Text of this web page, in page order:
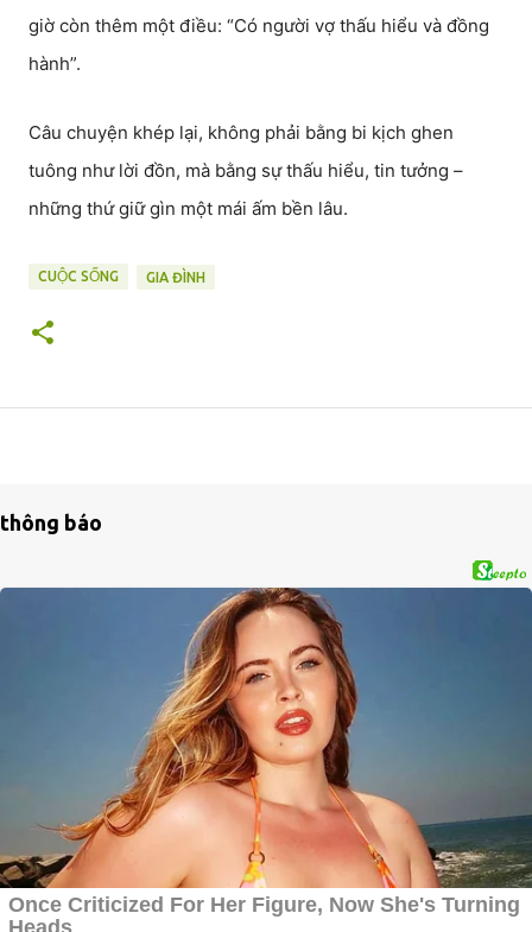
giờ còn thêm một điều: “Có người vợ thấu hiểu và đồng
hành”.
Câu chuyện khép lại, không phải bằng bi kịch ghen
tuông như lời đồn, mà bằng sự thấu hiểu, tin tưởng –
những thứ giữ gìn một mái ấm bền lâu.
CUỘC SỐNG GIA ĐÌNH
thông báo